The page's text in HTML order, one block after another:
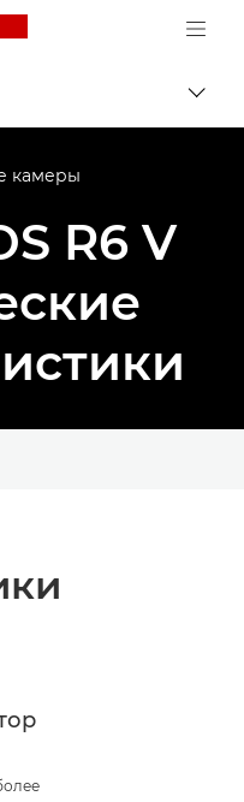
Canon Logo, back to
камеры
R6 V